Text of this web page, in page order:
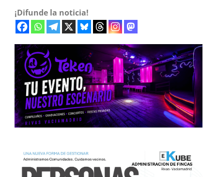
¡Difunde la noticia!